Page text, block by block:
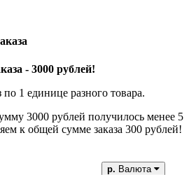
- 3000 рублей!
1 единице разного товара.
3000 рублей получилось менее 5
к общей сумме заказа 300 рублей!
р. Валюта